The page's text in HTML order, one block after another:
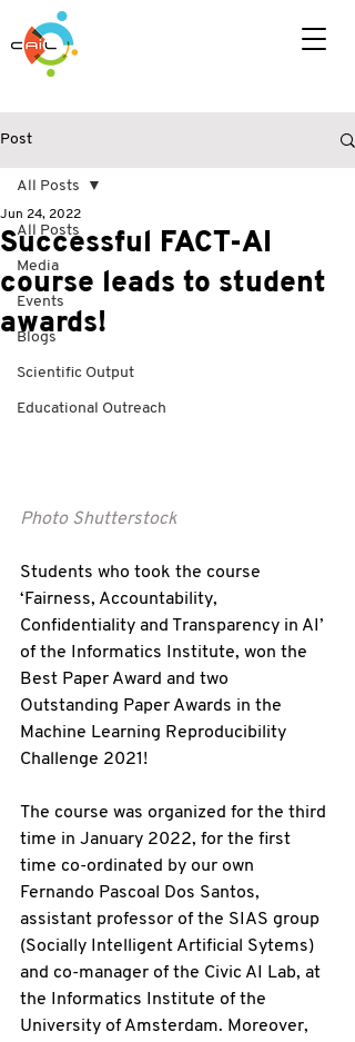
Post
All Posts
Media
Events
Blogs
Scientific Output
Educational Outreach
All Posts
Successful FACT-AI
course leads to student
awards!
Jun 24, 2022
Photo Shutterstock
Students who took the course
‘Fairness, Accountability,
Confidentiality and Transparency in AI’
of the Informatics Institute, won the
Best Paper Award and two
Outstanding Paper Awards in the
Machine Learning Reproducibility
Challenge 2021!
The course was organized for the third
time in January 2022, for the first
time co-ordinated by our own
Fernando Pascoal Dos Santos,
assistant professor of the SIAS group
(Socially Intelligent Artificial Sytems)
and co-manager of the Civic AI Lab, at
the Informatics Institute of the
University of Amsterdam. Moreover,